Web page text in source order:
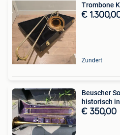
Trombone
€
Zundert
Beuscher
historisch
€ 350,00